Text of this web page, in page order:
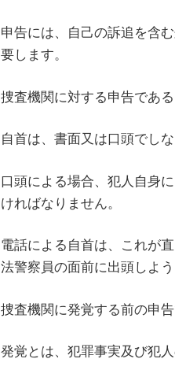
申告には、自己の訴追を含
要します。
捜査機関に対する申告である
自首は、書面又は口頭でし
口頭による場合、犯人自身
ければなりません。
電話による自首は、これが
法警察員の面前に出頭しよ
捜査機関に発覚する前の申
発覚とは、犯罪事実及び犯